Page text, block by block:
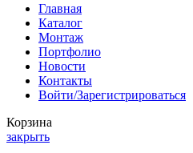
Главная
Каталог
Монтаж
Портфолио
Новости
Контакты
Войти/Зарегистрироваться
Корзина
закрыть